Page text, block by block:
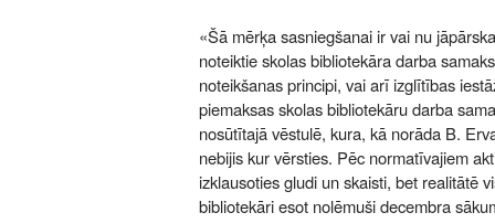
«Šā mērķa sasniegšanai ir vai nu
noteiktie skolas bibliotekāra darba
noteikšanas principi, vai arī izglītības
piemaksas skolas bibliotekāru darba
nosūtītajā vēstulē, kura, kā norāda B.
nebijis kur vērsties. Pēc normatīvajiem
izklausoties gludi un skaisti, bet realitātē
bibliotekāri esot nolēmuši decembra